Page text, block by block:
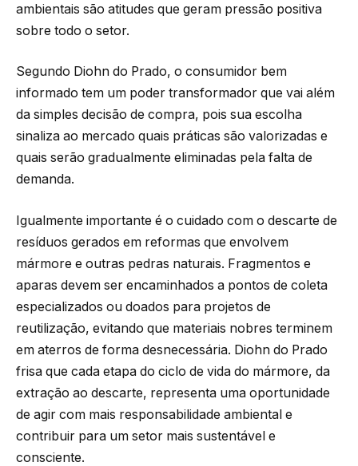
ambientais são atitudes que geram pressão positiva
sobre todo o setor.
Segundo Diohn do Prado, o consumidor bem
informado tem um poder transformador que vai além
da simples decisão de compra, pois sua escolha
sinaliza ao mercado quais práticas são valorizadas e
quais serão gradualmente eliminadas pela falta de
demanda.
Igualmente importante é o cuidado com o descarte de
resíduos gerados em reformas que envolvem
mármore e outras pedras naturais. Fragmentos e
aparas devem ser encaminhados a pontos de coleta
especializados ou doados para projetos de
reutilização, evitando que materiais nobres terminem
em aterros de forma desnecessária. Diohn do Prado
frisa que cada etapa do ciclo de vida do mármore, da
extração ao descarte, representa uma oportunidade
de agir com mais responsabilidade ambiental e
contribuir para um setor mais sustentável e
consciente.